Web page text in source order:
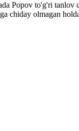
Popov to'g'ri
chiday olmagan